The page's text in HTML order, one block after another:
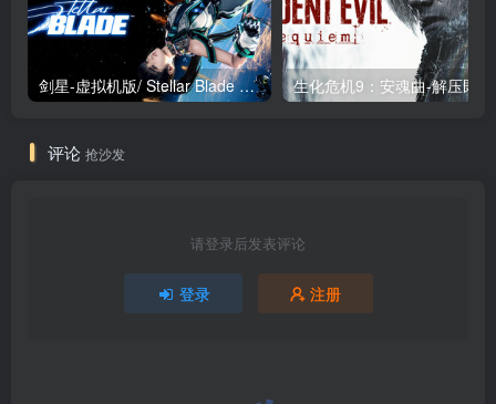
剑星-虚拟机版/ Stellar Blade v1.4.1|Build.19963153 终极版新补丁 送修改器 免安装中文版
评论 抢沙发
请登录后发表评论
登录 注册